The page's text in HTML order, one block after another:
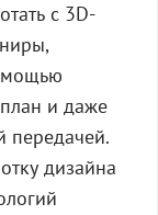
с 3D-
и даже
передачей.
дизайна